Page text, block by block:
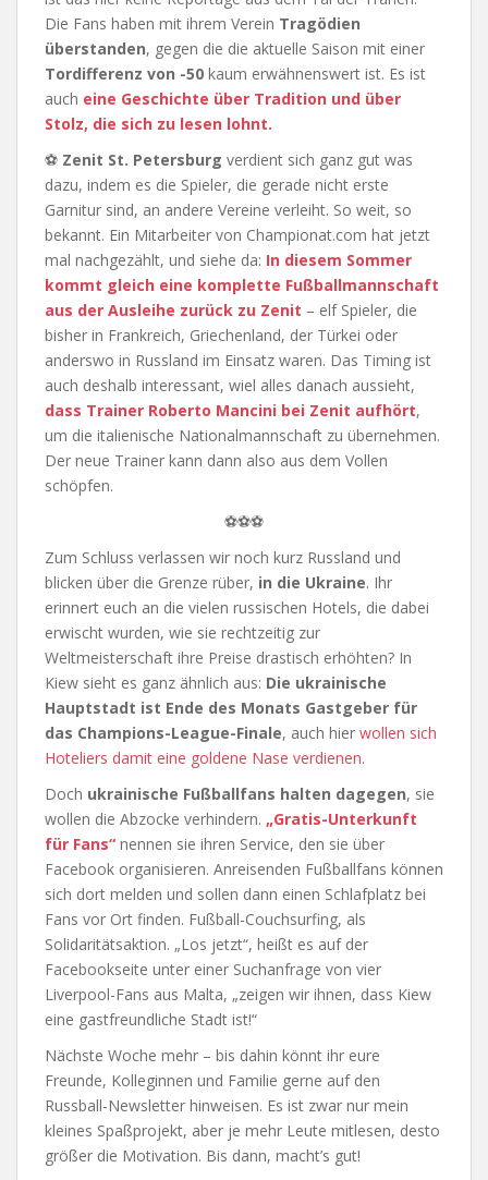
Die Fans haben mit ihrem Verein Tragödien
überstanden, gegen die die aktuelle Saison mit einer
Tordifferenz von -50 kaum erwähnenswert ist. Es ist
auch eine Geschichte über Tradition und über
Stolz, die sich zu lesen lohnt.
⚽ Zenit St. Petersburg verdient sich ganz gut was
dazu, indem es die Spieler, die gerade nicht erste
Garnitur sind, an andere Vereine verleiht. So weit, so
bekannt. Ein Mitarbeiter von Championat.com hat jetzt
mal nachgezählt, und siehe da: In diesem Sommer
kommt gleich eine komplette Fußballmannschaft
aus der Ausleihe zurück zu Zenit – elf Spieler, die
bisher in Frankreich, Griechenland, der Türkei oder
anderswo in Russland im Einsatz waren. Das Timing ist
auch deshalb interessant, wiel alles danach aussieht,
dass Trainer Roberto Mancini bei Zenit aufhört,
um die italienische Nationalmannschaft zu übernehmen.
Der neue Trainer kann dann also aus dem Vollen
schöpfen.
⚽⚽⚽
Zum Schluss verlassen wir noch kurz Russland und
blicken über die Grenze rüber, in die Ukraine. Ihr
erinnert euch an die vielen russischen Hotels, die dabei
erwischt wurden, wie sie rechtzeitig zur
Weltmeisterschaft ihre Preise drastisch erhöhten? In
Kiew sieht es ganz ähnlich aus: Die ukrainische
Hauptstadt ist Ende des Monats Gastgeber für
das Champions-League-Finale, auch hier wollen sich
Hoteliers damit eine goldene Nase verdienen.
Doch ukrainische Fußballfans halten dagegen, sie
wollen die Abzocke verhindern. „Gratis-Unterkunft
für Fans“ nennen sie ihren Service, den sie über
Facebook organisieren. Anreisenden Fußballfans können
sich dort melden und sollen dann einen Schlafplatz bei
Fans vor Ort finden. Fußball-Couchsurfing, als
Solidaritätsaktion. „Los jetzt“, heißt es auf der
Facebookseite unter einer Suchanfrage von vier
Liverpool-Fans aus Malta, „zeigen wir ihnen, dass Kiew
eine gastfreundliche Stadt ist!“
Nächste Woche mehr – bis dahin könnt ihr eure
Freunde, Kolleginnen und Familie gerne auf den
Russball-Newsletter hinweisen. Es ist zwar nur mein
kleines Spaßprojekt, aber je mehr Leute mitlesen, desto
größer die Motivation. Bis dann, macht’s gut!